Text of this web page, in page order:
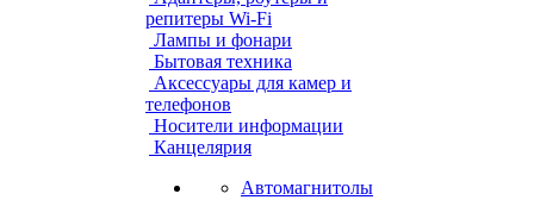
репитеры Wi-Fi
Лампы и фонари
Бытовая техника
Аксессуары для камер и
телефонов
Носители информации
Канцелярия
Автомагнитолы